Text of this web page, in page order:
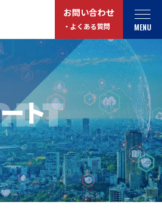
MENU
お問い合わせ
・よくある質問
最新情報
お役立ちコラム
プライバシーポリシー
お問い合わせ
よくある質問
ト